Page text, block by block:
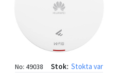
No: 49038 Stok: Stokta var